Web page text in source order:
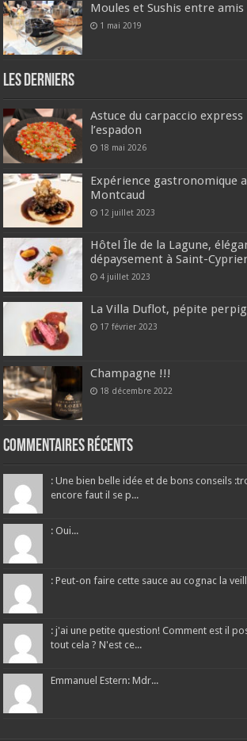
Moules et Sushis entre amis
1 mai 2019
Les derniers
Astuce du carpaccio express
l’espadon
18 mai 2026
Expérience gastronomique
Montcaud
12 juillet 2023
Hôtel Île de la Lagune,
dépaysement à Saint-
4 juillet 2023
La Villa Duflot, pépite
17 février 2023
Champagne !!!
18 décembre 2022
Commentaires récents
: Une bien belle idée et de bons conseils
encore faut il se p...
: Oui...
: Peut-on faire cette sauce au cognac la
: j'ai une petite question! Comment est il
tout cela ? N'est ce...
Emmanuel Estern: Mdr...